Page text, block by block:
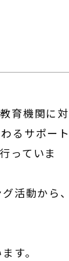
育機関に対
るサポート
っていま
活動から、
す。